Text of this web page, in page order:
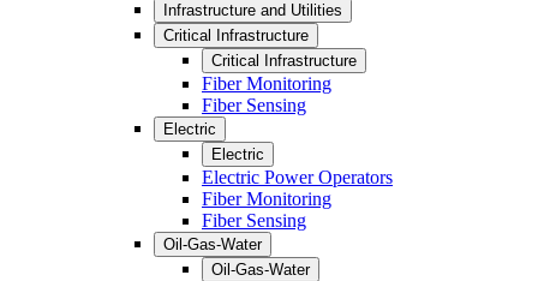
Infrastructure and Utilities
Critical Infrastructure
Critical Infrastructure
Fiber Monitoring
Fiber Sensing
Electric
Electric
Electric Power Operators
Fiber Monitoring
Fiber Sensing
Oil-Gas-Water
Oil-Gas-Water